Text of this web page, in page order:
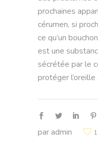
prochaines
cérumen, si
ce qu’un
est une
sécrétée par le
protéger l’oreille
paradmin 1